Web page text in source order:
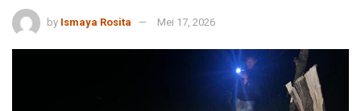
by Ismaya Rosita Mei 17, 2026